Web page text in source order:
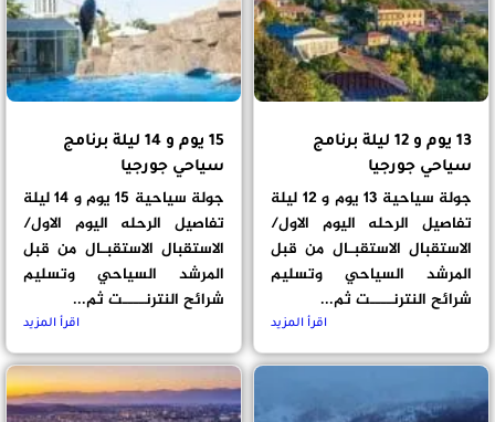
13 يوم و 12 ليلة برنامج
سياحي جورجيا
جولة سياحية 13 يوم و 12 ليلة
تفاصيل الرحله اليوم الاول/
الاستقبال الاستقبـال من قبل
المرشد السياحي وتسليم
شرائح النترنــــت ثم...
اقرأ المزيد
15 يوم و 14 ليلة برنامج
سياحي جورجيا
جولة سياحية 15 يوم و 14 ليلة
تفاصيل الرحله اليوم الاول/
الاستقبال الاستقبـال من قبل
المرشد السياحي وتسليم
شرائح النترنــــت ثم...
اقرأ المزيد